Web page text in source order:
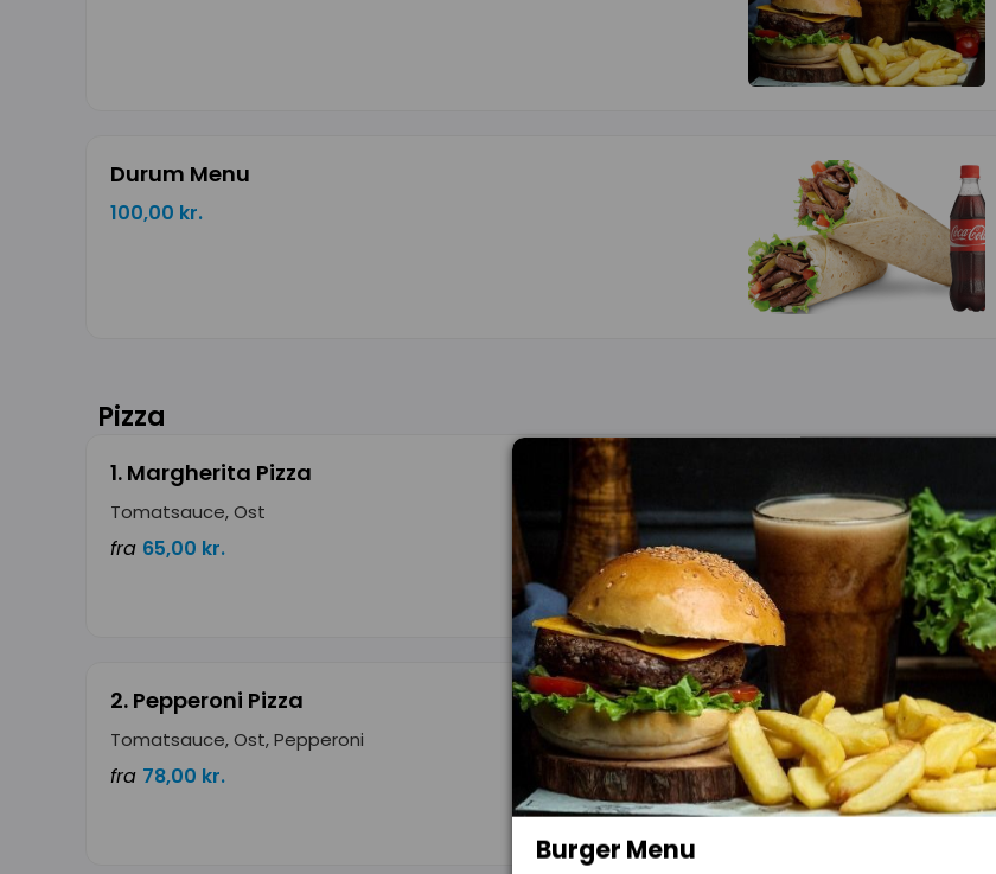
Durum Menu
100,00 kr.
Pizza
1. Margherita Pizza
Tomatsauce, Ost
fra 65,00 kr.
2. Pepperoni Pizza
Tomatsauce, Ost, Pepperoni
fra 78,00 kr.
Burger Menu